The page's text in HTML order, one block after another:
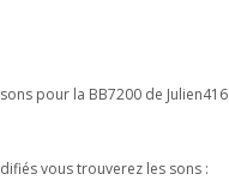
pour la BB7200 de Julien416
vous trouverez les sons :